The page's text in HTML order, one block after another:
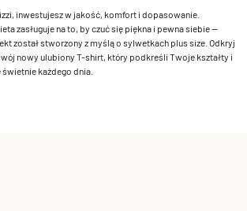
inwestujesz w jakość, komfort i dopasowanie.
zasługuje na to, by czuć się piękna i pewna siebie —
został stworzony z myślą o sylwetkach plus size. Odkryj
nowy ulubiony T-shirt, który podkreśli Twoje kształty i
każdego dnia.